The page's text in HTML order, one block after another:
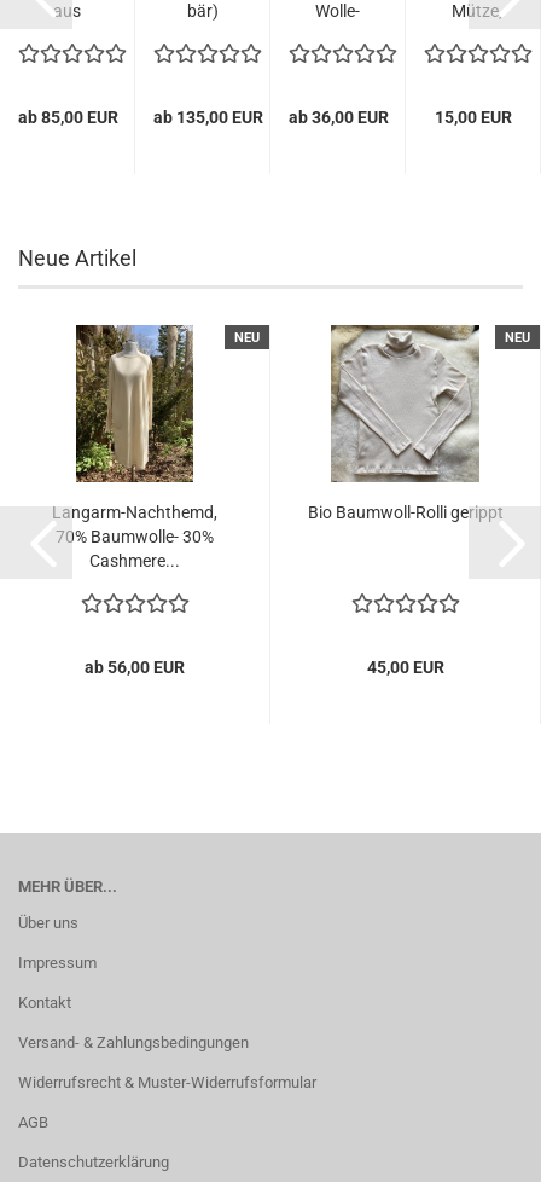
aus
nen,
Baum­
wol­le...
ab 85,00 EUR
bär)
wol­le,
grau-​
me­
ab 135,00 EUR
Wolle-​​
mit Fuß
ab 36,00 EUR
Mütze,
Seide -
15,00 EUR
Neue Artikel
NEU
Langarm-​​Nacht­hemd,
70% Baumwolle-​​ 30%
Cash­me­re...
ab 56,00 EUR
NEU
Bio Baumwoll-​​Rolli ge­rippt
45,00 EUR
MEHR ÜBER...
Über uns
Impressum
Kontakt
Versand- & Zahlungsbedingungen
Widerrufsrecht & Muster-Widerrufsformular
AGB
Datenschutzerklärung